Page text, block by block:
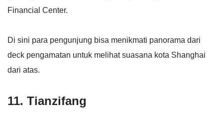
Financial Center.
Di sini para pengunjung bisa menikmati panorama dari
deck pengamatan untuk melihat suasana kota Shanghai
dari atas.
11. Tianzifang